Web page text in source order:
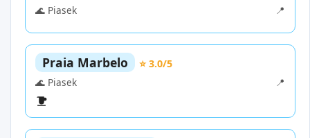
🌊 Piasek
📍
Praia Marbelo
⭐ 3.0/5
🌊 Piasek
📍